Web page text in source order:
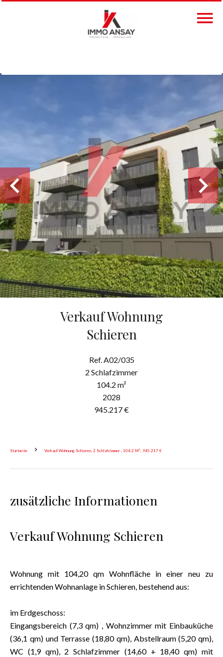
Verkauf Wohnung
Schieren
Ref. A02/035
2 Schlafzimmer
104.2 m²
2028
945.217 €
Startseite Verkauf Wohnung Schieren, 2 Schlafzimmer , 104.2 M², 945.217 €
zusätzliche Informationen
Verkauf Wohnung Schieren
Wohnung mit 104,20 qm Wohnfläche in einer neu zu
errichtenden Wohnanlage in Schieren, bestehend aus:
im Erdgeschoss:
Eingangsbereich (7,3 qm) , Wohnzimmer mit Einbauküche
(36,1 qm) und Terrasse (18,80 qm), Abstellraum (5,20 qm),
WC (1,9 qm), 2 Schlafzimmer (14,60 + 18,40 qm) mit